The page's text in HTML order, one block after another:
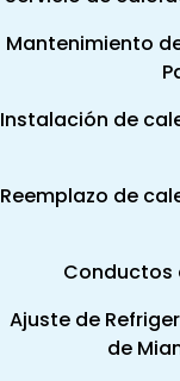
Mantenimiento
Instalación de
Reemplazo de
Conductos
Ajuste de
de